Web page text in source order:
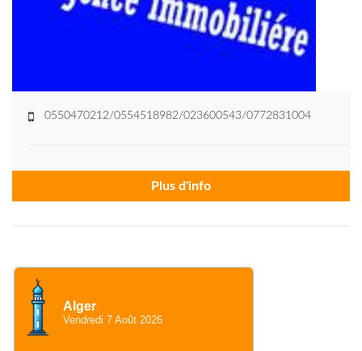
0550470212/0554518982/023600543/0772831004
Plus d'info